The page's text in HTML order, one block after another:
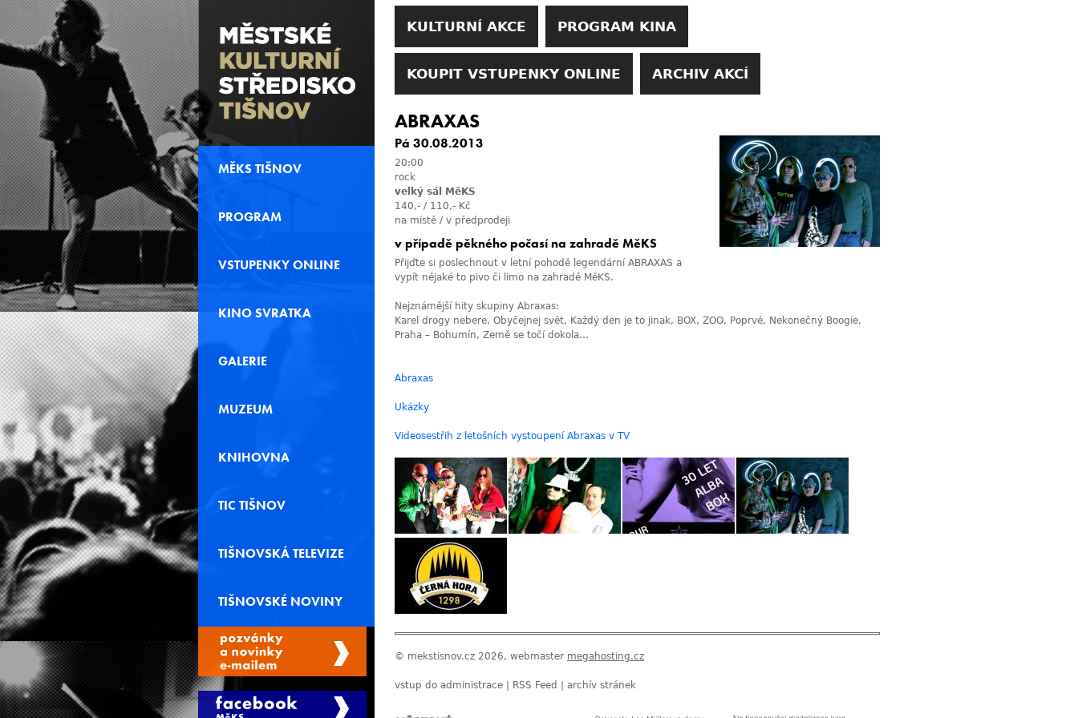
KULTURNÍ AKCE PROGRAM KINA
KOUPIT VSTUPENKY ONLINE ARCHIV AKCÍ
ABRAXAS
Pá 30.08.2013
20:00
rock
velký sál MěKS
140,- / 110,- Kč
na místě / v předprodeji
v případě pěkného počasí na zahradě MěKS
Přijďte si poslechnout v letní pohodě legendární ABRAXAS a
vypít nějaké to pivo či limo na zahradě MěKS.
Nejznámější hity skupiny Abraxas:
Karel drogy nebere, Obyčejnej svět, Každý den je to jinak, BOX, ZOO, Poprvé, Nekonečný Boogie,
Praha – Bohumín, Země se točí dokola…
Abraxas
Ukázky
Videosestřih z letošních vystoupení Abraxas v TV
© mekstisnov.cz 2026, webmaster megahosting.cz
vstup do administrace RSS Feed archív stránek
MĚKS TIŠNOV
PROGRAM
VSTUPENKY ONLINE
KINO SVRATKA
GALERIE
MUZEUM
KNIHOVNA
TIC TIŠNOV
TIŠNOVSKÁ TELEVIZE
TIŠNOVSKÉ NOVINY